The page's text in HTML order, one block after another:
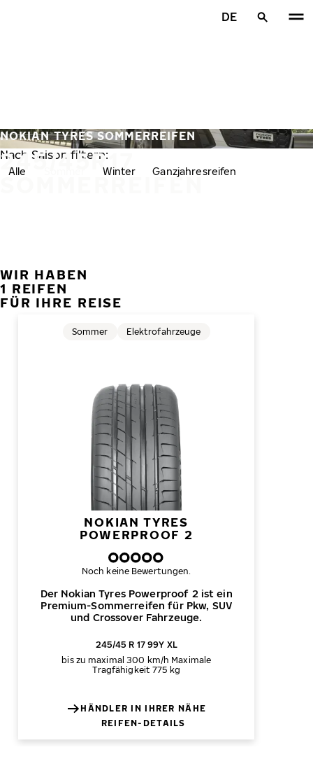
DE
245/45R17
SOMMERREIFEN
NOKIAN TYRES SOMMERREIFEN
Nach Saison filtern:
Alle Winter Ganzjahresreifen
WIR HABEN
1 REIFEN
FÜR IHRE REISE
NOKIAN TYRES
POWERPROOF 2
Der Nokian Tyres Powerproof 2 ist ein
Premium-Sommerreifen für Pkw, SUV
und Crossover Fahrzeuge.
Sommer Elektrofahrzeuge
Noch keine Bewertungen.
245/45 R 17 99Y XL
bis zu maximal 300 km/h Maximale
Tragfähigkeit 775 kg
HÄNDLER IN IHRER NÄHE
REIFEN-DETAILS